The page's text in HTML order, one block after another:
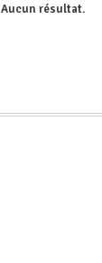
Aucun résultat.